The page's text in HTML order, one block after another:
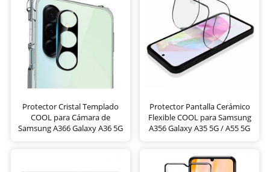
Protector Cristal Templado
COOL para Cámara de
Samsung A366 Galaxy A36 5G
Protector Pantalla Cerámico
Flexible COOL para Samsung
A356 Galaxy A35 5G / A55 5G